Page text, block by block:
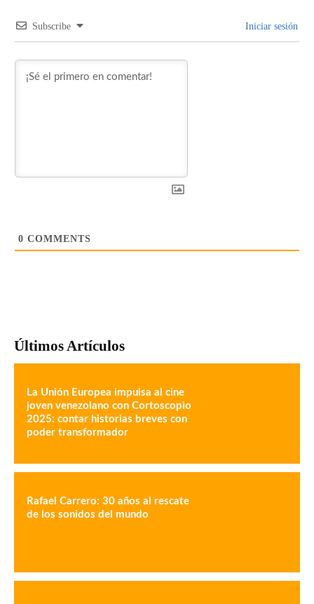
Subscribe Iniciar sesión
0 COMMENTS
Últimos Artículos
La Unión Europea impulsa al cine
joven venezolano con Cortoscopio
2025: contar historias breves con
poder transformador
Rafael Carrero: 30 años al rescate
de los sonidos del mundo